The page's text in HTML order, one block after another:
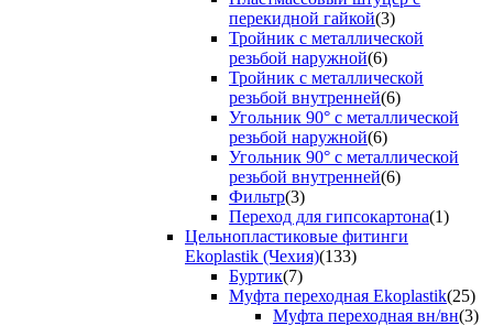
перекидной гайкой(3)
Тройник с металлической
резьбой наружной(6)
Тройник с металлической
резьбой внутренней(6)
Угольник 90° с металлической
резьбой наружной(6)
Угольник 90° с металлической
резьбой внутренней(6)
Фильтр(3)
Переход для гипсокартона(1)
Цельнопластиковые фитинги
Ekoplastik (Чехия)(133)
Буртик(7)
Муфта переходная Ekoplastik(25)
Муфта переходная вн/вн(3)